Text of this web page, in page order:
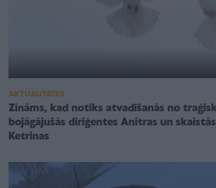
AKTUALITĀTES
Zināms, kad notiks atvadīšanās no
bojāgājušās diriģentes Anitras un
Ketrinas